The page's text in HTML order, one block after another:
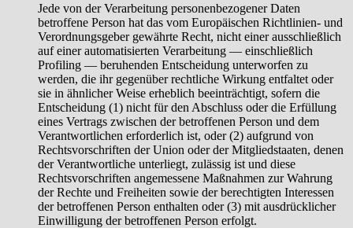
Jede von der Verarbeitung personenbezogener Daten
betroffene Person hat das vom Europäischen Richtlinien- und
Verordnungsgeber gewährte Recht, nicht einer ausschließlich
auf einer automatisierten Verarbeitung — einschließlich
Profiling — beruhenden Entscheidung unterworfen zu
werden, die ihr gegenüber rechtliche Wirkung entfaltet oder
sie in ähnlicher Weise erheblich beeinträchtigt, sofern die
Entscheidung (1) nicht für den Abschluss oder die Erfüllung
eines Vertrags zwischen der betroffenen Person und dem
Verantwortlichen erforderlich ist, oder (2) aufgrund von
Rechtsvorschriften der Union oder der Mitgliedstaaten, denen
der Verantwortliche unterliegt, zulässig ist und diese
Rechtsvorschriften angemessene Maßnahmen zur Wahrung
der Rechte und Freiheiten sowie der berechtigten Interessen
der betroffenen Person enthalten oder (3) mit ausdrücklicher
Einwilligung der betroffenen Person erfolgt.